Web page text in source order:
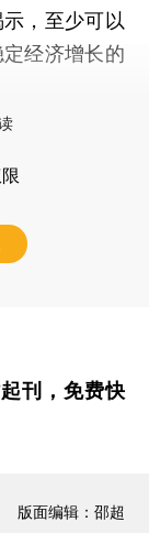
，至少可以
经济增长的
起刊，免费快
版面编辑：邵超